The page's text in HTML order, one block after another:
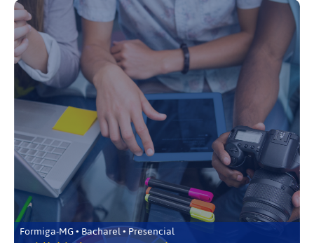
Formiga-MG • Bacharel • Presencial